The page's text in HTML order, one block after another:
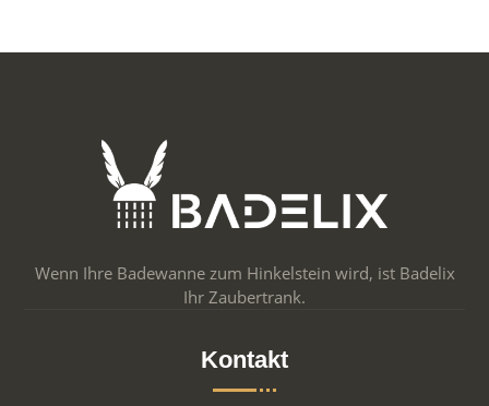
Wenn Ihre Badewanne zum Hinkelstein wird, ist Badelix
Ihr Zaubertrank.
Kontakt